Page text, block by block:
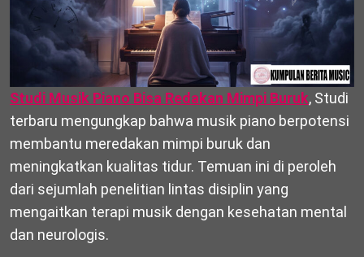
Studi Musik Piano Bisa Redakan Mimpi Buruk, Studi
terbaru mengungkap bahwa musik piano berpotensi
membantu meredakan mimpi buruk dan
meningkatkan kualitas tidur. Temuan ini di peroleh
dari sejumlah penelitian lintas disiplin yang
mengaitkan terapi musik dengan kesehatan mental
dan neurologis.